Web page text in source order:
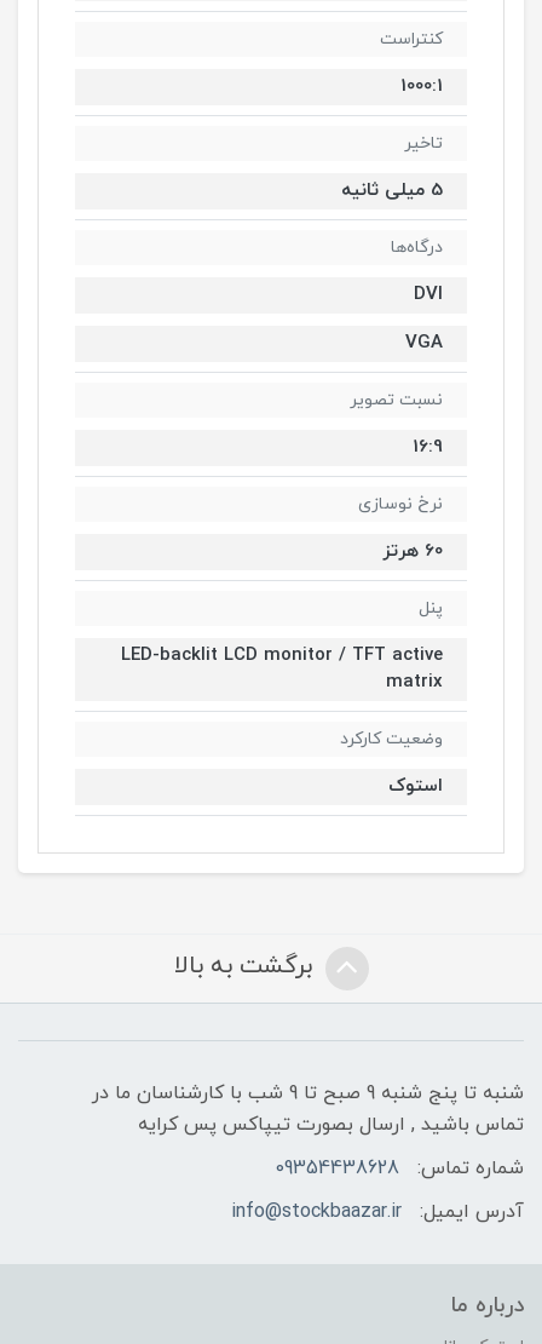
کنتراست
1000:1
تاخیر
5 میلی ثانیه
درگاه‌ها
DVI
VGA
نسبت تصویر
16:9
نرخ نوسازی
60 هرتز
پنل
LED-backlit LCD monitor / TFT active
matrix
وضعیت کارکرد
استوک
برگشت به بالا
شنبه تا پنج شنبه 9 صبح تا 9 شب با کارشناسان ما در
تماس باشید , ارسال بصورت تیپاکس پس کرایه
شماره تماس:
09354438628
آدرس ایمیل:
info@stockbaazar.ir
درباره ما